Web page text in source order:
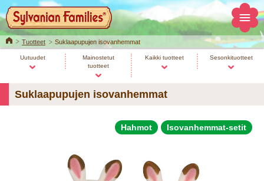
HomeTuotteet Suklaapupujen isovanhemmat
Uutuudet
Mainostetut
tuotteet
Kaikki tuotteet Sesonkituotteet
Suklaapupujen isovanhemmat
Hahmot Isovanhemmat-setit